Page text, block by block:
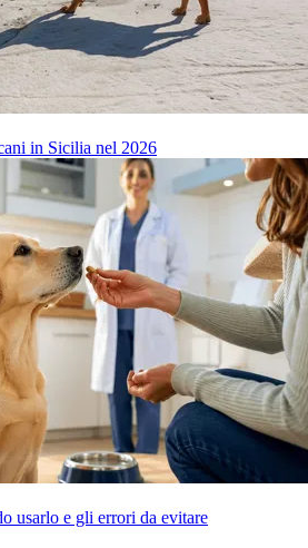
in Sicilia nel 2026
usarlo e gli errori da evitare